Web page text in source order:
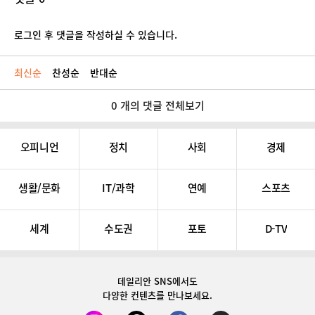
로그인 후 댓글을 작성하실 수 있습니다.
최신순 찬성순 반대순
0 개의 댓글 전체보기
오피니언 정치 사회 경제
생활/문화 IT/과학 연예 스포츠
세계 수도권 포토 D-TV
데일리안 SNS에서도
다양한 컨텐츠를 만나보세요.